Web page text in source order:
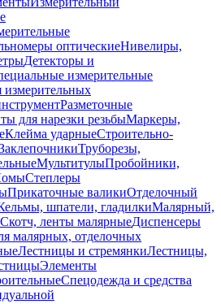
оптическиеНивелиры,
Детекторы и
измерительные
измерительных
Разметочные
для нарезки резьбыМаркеры,
Клейма ударныеСтроительно-
Труборезы,
МультитулыПробойники,
Степлеры
Прикаточные валикиОтделочный
шпатели, гладилкиМалярный,
Скотч, ленты малярныеДиспенсеры
малярных, отделочных
Лестницы и стремянкиЛестницы,
Элементы
Спецодежда и средства